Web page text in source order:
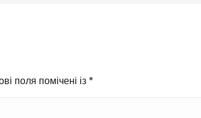
поля помічені із *